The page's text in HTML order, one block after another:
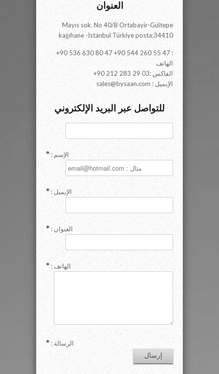
العنوان
Mayıs sok. No 40/B Ortabayir-Gültepe
kağıhane -İstanbul Türkiye posta:34410
+90 536 630 80 47 +90 544 260 55 47 :
الهاتف
+90 212 283 29 03: الفاكس
sales@bysaan.com : الإيميل
للتواصل عبر البريد الإلكتروني
: الإسم
: الإيميل
: العنوان
: الهاتف
: الرسالة